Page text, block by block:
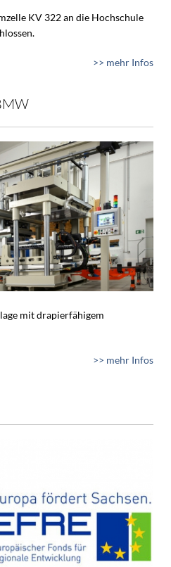
KV 322 an die Hochschule
>> mehr Infos
mit drapierfähigem
>> mehr Infos